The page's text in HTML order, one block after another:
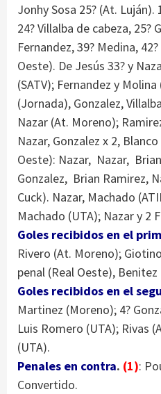
Jonhy Sosa 25? (At. Luján).
24? Villalba de cabeza, 25?
Fernandez, 39? Medina,
Oeste). De Jesús 33? y
(SATV); Fernandez y
(Jornada), Gonzalez,
Nazar (At. Moreno);
Nazar, Gonzalez x 2,
Oeste): Nazar, Nazar,
Gonzalez, Brian Ramirez,
Cuck). Nazar, Machado
Machado (UTA); Nazar y 2
Goles recibidos en el
Rivero (At. Moreno);
penal (Real Oeste), Benitez
Goles recibidos en el
Martinez (Moreno); 4?
Luis Romero (UTA); Rivas
(UTA).
Penales en contra. (1):
Convertido.